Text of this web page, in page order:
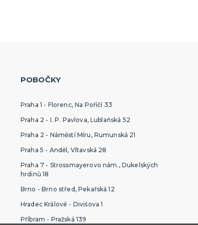
POBOČKY
Praha 1 - Florenc, Na Poříčí 33
Praha 2 - I. P. Pavlova, Lublaňská 52
Praha 2 - Náměstí Míru, Rumunská 21
Praha 5 - Anděl, Vltavská 28
Praha 7 - Strossmayerovo nám., Dukelských
hrdinů 18
Brno - Brno střed, Pekařská 12
Hradec Králové - Divišova 1
Příbram - Pražská 139